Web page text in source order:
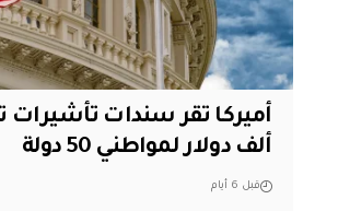
ألف دولار لمواطني 50 دولة
قبل 6 أيام